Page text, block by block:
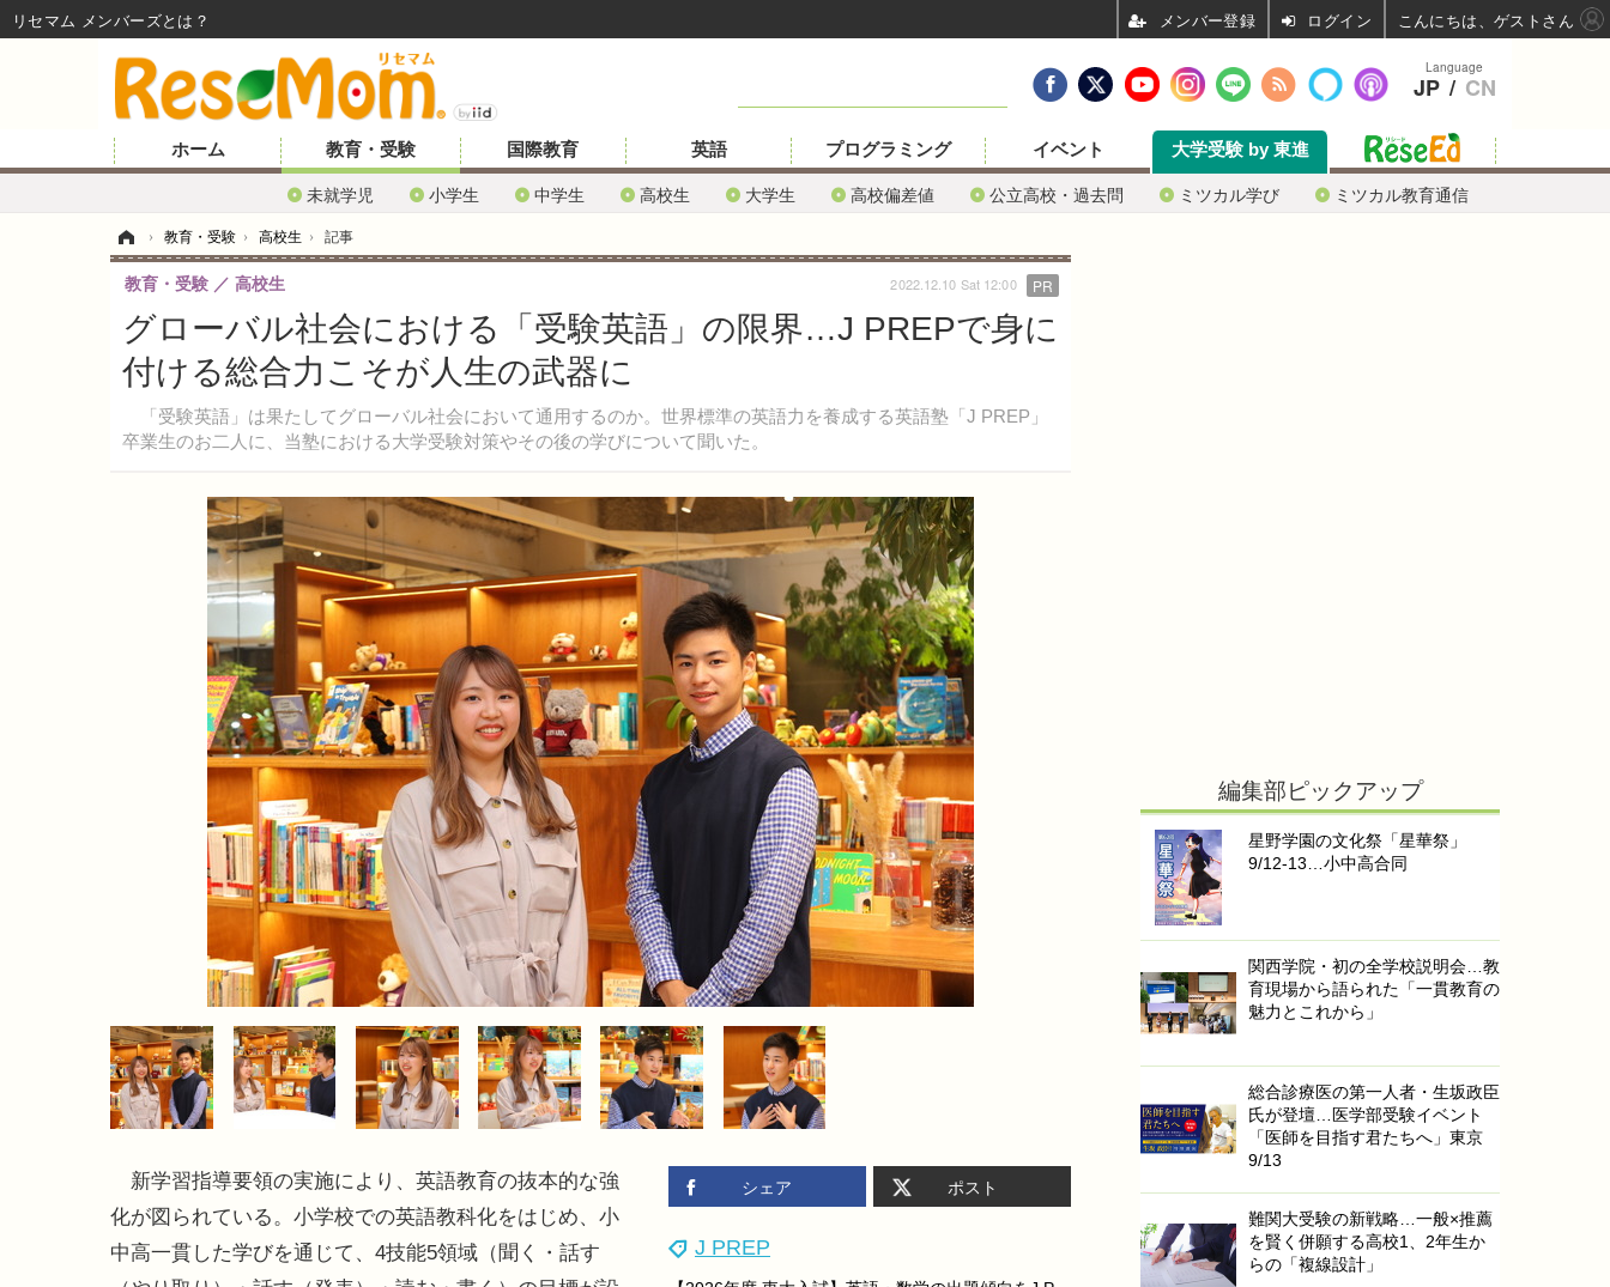
ホーム 教育・受験
未就学児 小学生 中学生 高校生 大学生 高校偏差値 公立高校・過去問 ミツカル学び ミツカル教育通信
国際教育 英語 プログラミング イベント 大学受験 by 東進
› 教育・受験 › 高校生 › 記事
グローバル社会における「受験英語」の限界…J PREPで身に
付ける総合力こそが人生の武器に
「受験英語」は果たしてグローバル社会において通用するのか。世界標準の英語力を養成する英語塾「J PREP」
卒業生のお二人に、当塾における大学受験対策やその後の学びについて聞いた。
教育・受験 高校生 2022.12.10 Sat 12:00 PR
シェア ポスト
J PREP
新学習指導要領の実施により、英語教育の抜本的な強
化が図られている。小学校での英語教科化をはじめ、小
中高一貫した学びを通じて、4技能5領域（聞く・話す
編集部ピックアップ
星野学園の文化祭「星華祭」
9/12-13…小中高合同
関西学院・初の全学校説明会…教
育現場から語られた「一貫教育の
魅力とこれから」
総合診療医の第一人者・生坂政臣
氏が登壇…医学部受験イベント
「医師を目指す君たちへ」東京
9/13
難関大受験の新戦略…一般×推薦
を賢く併願する高校1、2年生か
らの「複線設計」
Language
JP / CN
リセマム メンバーズ ログイン こんにちは、ゲストさん